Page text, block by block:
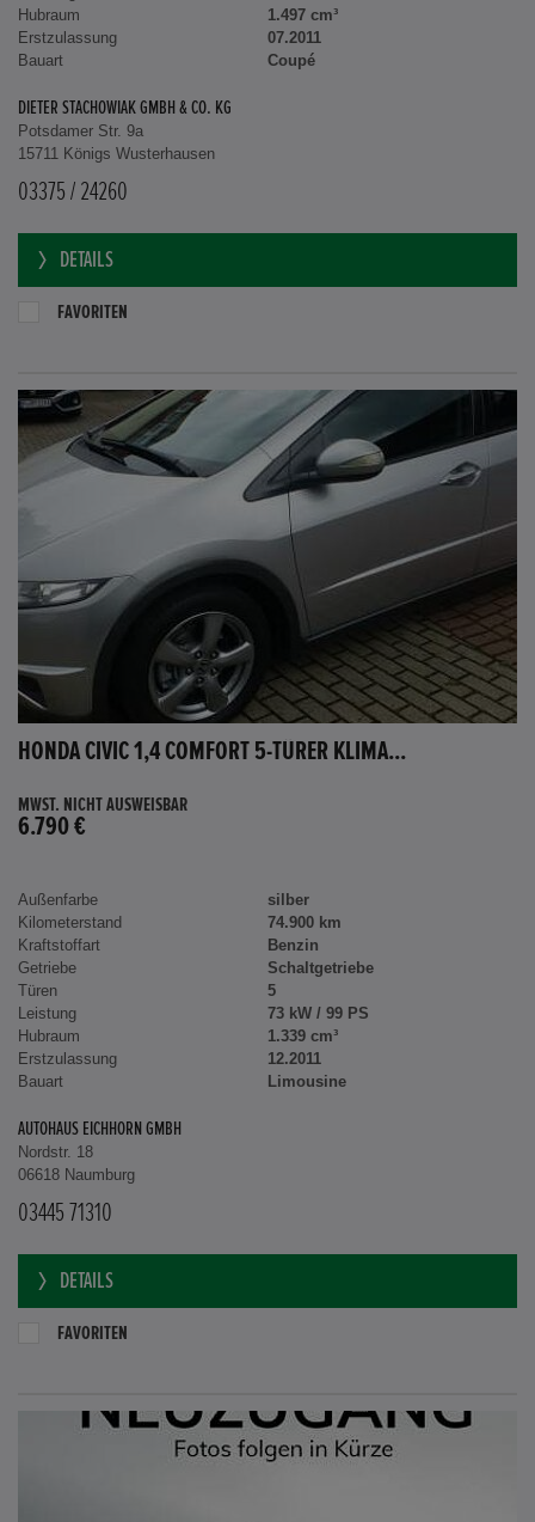
Hubraum
1.497 cm³
Erstzulassung
07.2011
Bauart
Coupé
DIETER STACHOWIAK GMBH & CO. KG
Potsdamer Str. 9a
15711 Königs Wusterhausen
03375 / 24260
DETAILS
FAVORITEN
HONDA CIVIC 1,4 COMFORT 5-TÜRER KLIMA...
MWST. NICHT AUSWEISBAR
6.790 €
Außenfarbe
silber
Kilometerstand
74.900 km
Kraftstoffart
Benzin
Getriebe
Schaltgetriebe
Türen
5
Leistung
73 kW / 99 PS
Hubraum
1.339 cm³
Erstzulassung
12.2011
Bauart
Limousine
AUTOHAUS EICHHORN GMBH
Nordstr. 18
06618 Naumburg
03445 71310
DETAILS
FAVORITEN